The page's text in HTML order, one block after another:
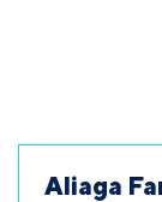
Aliaga